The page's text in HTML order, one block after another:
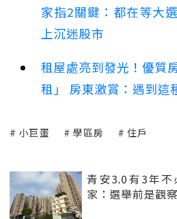
家指2關鍵：都在等大
上沉迷股市
租屋處亮到發光！優質
租」 房東激賞：遇到這
小巨蛋 學區房 住戶
青安3.0有3年
家：選舉前是觀